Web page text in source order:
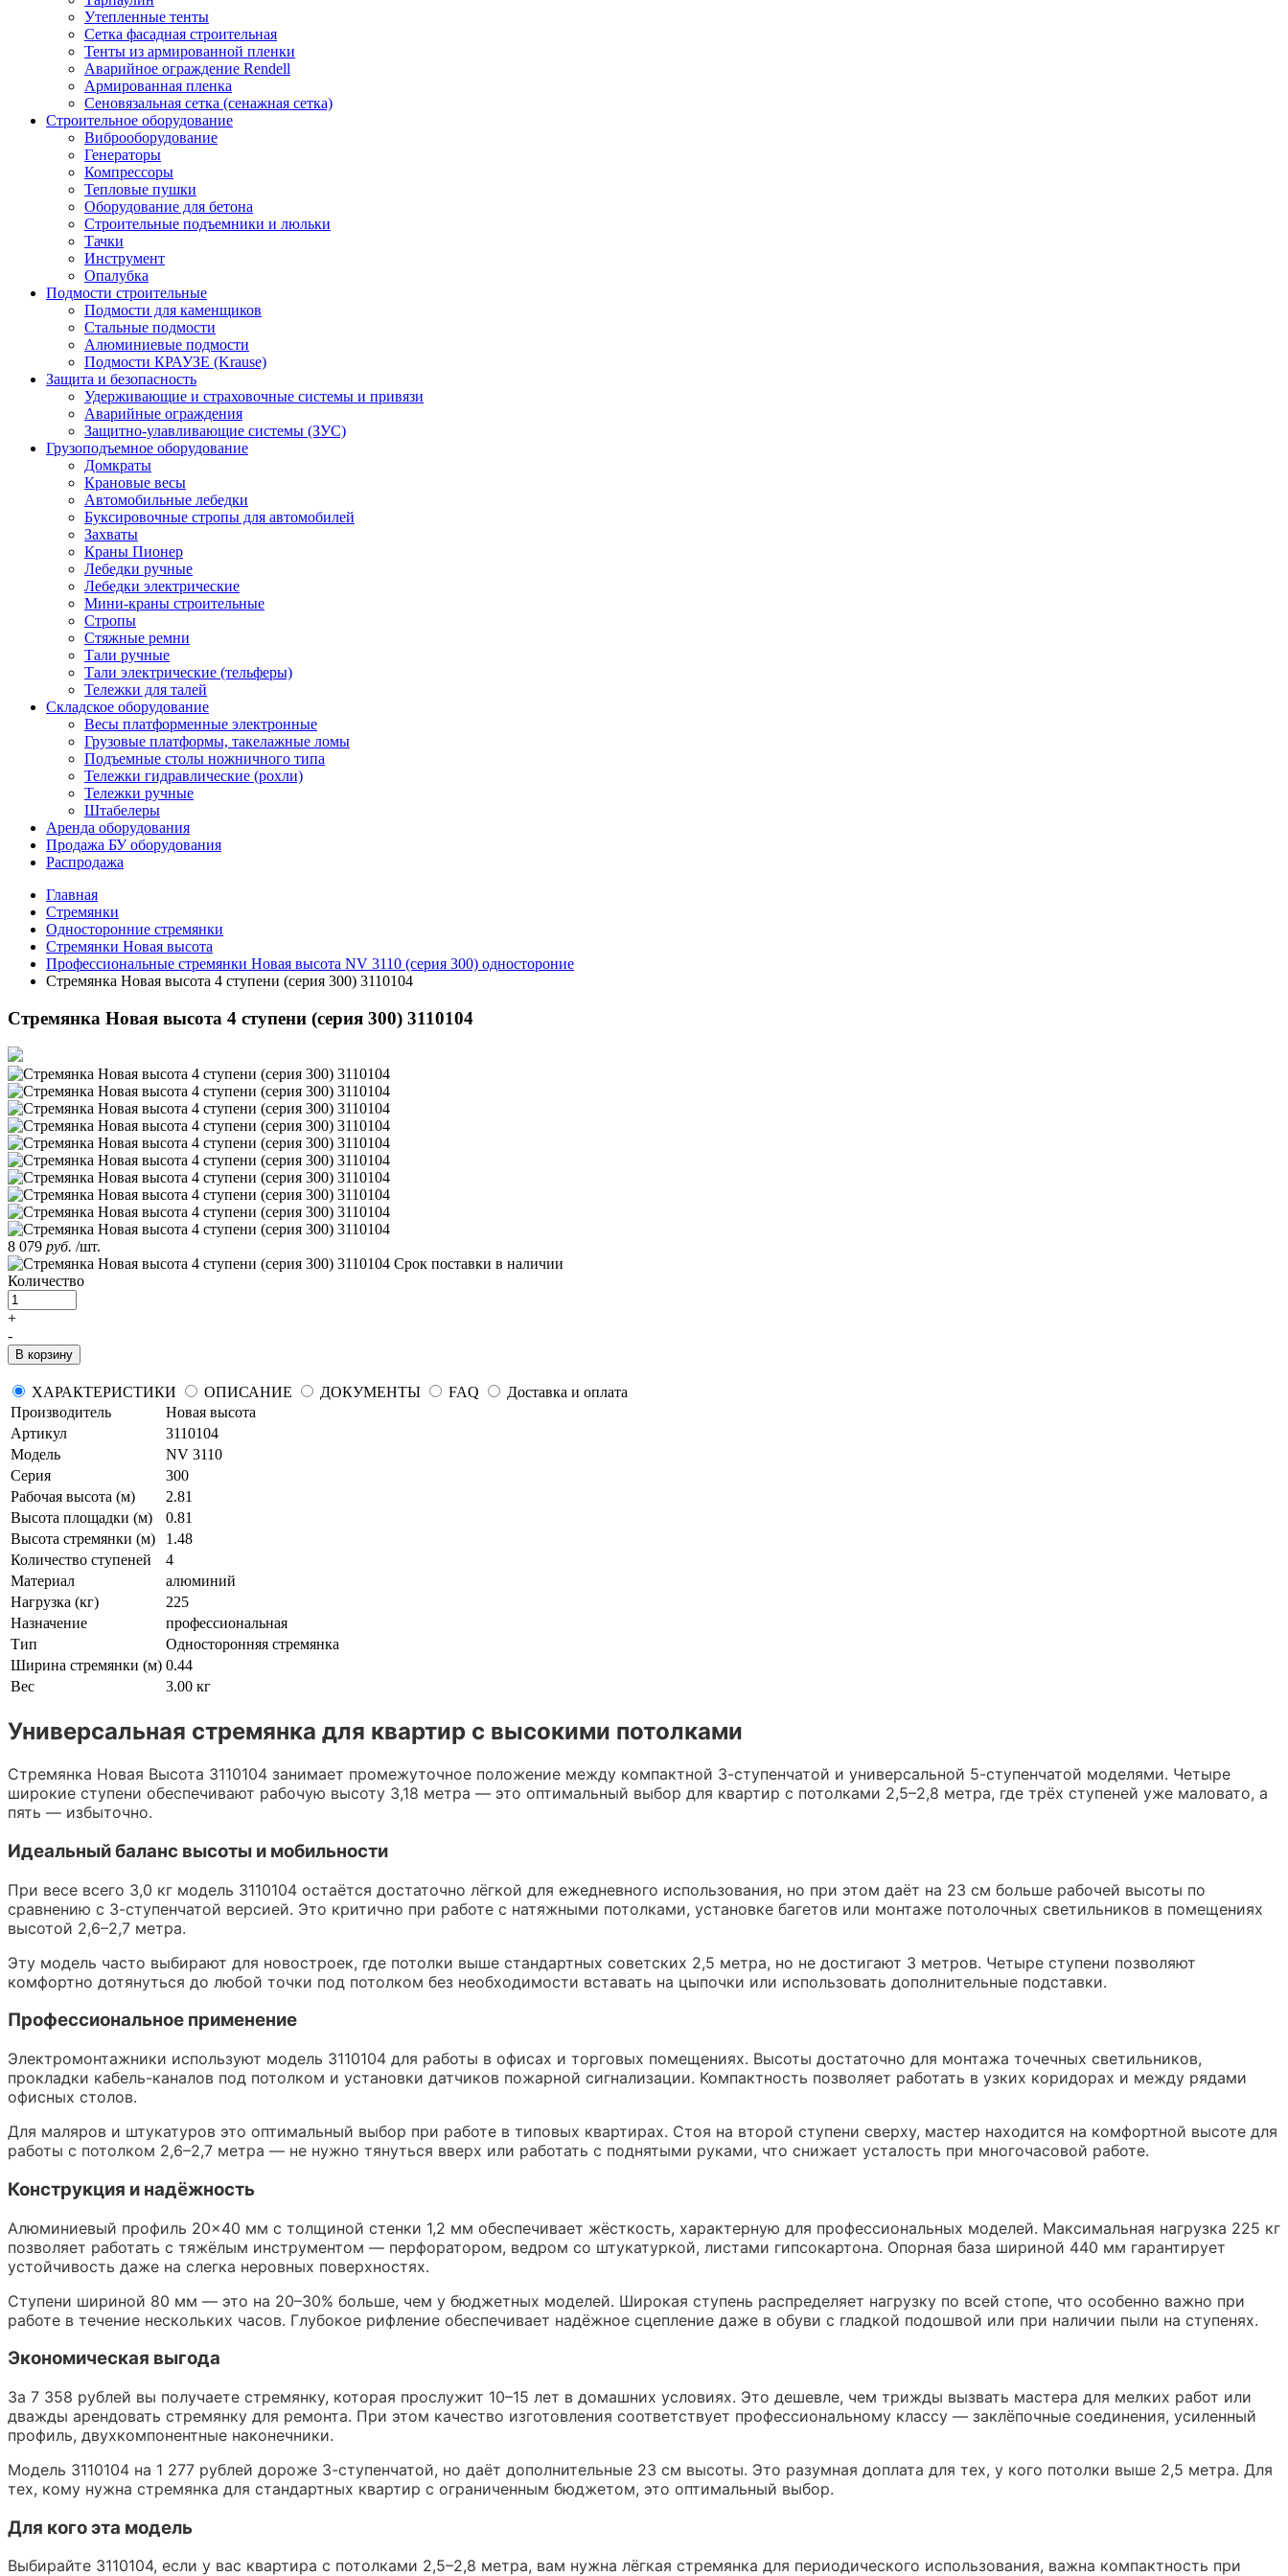
Утепленные тенты
Сетка фасадная строительная
Тенты из армированной пленки
Аварийное ограждение Rendell
Армированная пленка
Сеновязальная сетка (сенажная сетка)
Строительное оборудование
Виброоборудование
Генераторы
Компрессоры
Тепловые пушки
Оборудование для бетона
Строительные подъемники и люльки
Тачки
Инструмент
Опалубка
Подмости строительные
Подмости для каменщиков
Стальные подмости
Алюминиевые подмости
Подмости КРАУЗЕ (Krause)
Защита и безопасность
Удерживающие и страховочные системы и привязи
Аварийные ограждения
Защитно-улавливающие системы (ЗУС)
Грузоподъемное оборудование
Домкраты
Крановые весы
Автомобильные лебедки
Буксировочные стропы для автомобилей
Захваты
Краны Пионер
Лебедки ручные
Лебедки электрические
Мини-краны строительные
Стропы
Стяжные ремни
Тали ручные
Тали электрические (тельферы)
Тележки для талей
Складское оборудование
Весы платформенные электронные
Грузовые платформы, такелажные ломы
Подъемные столы ножничного типа
Тележки гидравлические (рохли)
Тележки ручные
Штабелеры
Аренда оборудования
Продажа БУ оборудования
Распродажа
Главная
Стремянки
Односторонние стремянки
Стремянки Новая высота
Профессиональные стремянки Новая высота NV 3110 (серия 300) одностороние
Стремянка Новая высота 4 ступени (серия 300) 3110104
Стремянка Новая высота 4 ступени (серия 300) 3110104
8 079 руб. /шт.
Срок поставки в наличии
Количество
+
-
В корзину
ХАРАКТЕРИСТИКИ ОПИСАНИЕ ДОКУМЕНТЫ FAQ
Доставка и оплата
Производитель
Новая высота
Артикул
3110104
Модель
NV 3110
Серия
300
Рабочая высота (м)
2.81
Высота площадки (м)
0.81
Высота стремянки (м)
1.48
Количество ступеней
4
Материал
алюминий
Нагрузка (кг)
225
Назначение
профессиональная
Тип
Односторонняя стремянка
Ширина стремянки (м) 0.44
Вес
3.00 кг
Универсальная стремянка для квартир с высокими потолками
Стремянка Новая Высота 3110104 занимает промежуточное положение между компактной 3-ступенчатой и универсальной 5-ступенчатой моделями. Четыре
широкие ступени обеспечивают рабочую высоту 3,18 метра — это оптимальный выбор для квартир с потолками 2,5–2,8 метра, где трёх ступеней уже маловато, а
пять — избыточно.
Идеальный баланс высоты и мобильности
При весе всего 3,0 кг модель 3110104 остаётся достаточно лёгкой для ежедневного использования, но при этом даёт на 23 см больше рабочей высоты по
сравнению с 3-ступенчатой версией. Это критично при работе с натяжными потолками, установке багетов или монтаже потолочных светильников в помещениях
высотой 2,6–2,7 метра.
Эту модель часто выбирают для новостроек, где потолки выше стандартных советских 2,5 метра, но не достигают 3 метров. Четыре ступени позволяют
комфортно дотянуться до любой точки под потолком без необходимости вставать на цыпочки или использовать дополнительные подставки.
Профессиональное применение
Электромонтажники используют модель 3110104 для работы в офисах и торговых помещениях. Высоты достаточно для монтажа точечных светильников,
прокладки кабель-каналов под потолком и установки датчиков пожарной сигнализации. Компактность позволяет работать в узких коридорах и между рядами
офисных столов.
Для маляров и штукатуров это оптимальный выбор при работе в типовых квартирах. Стоя на второй ступени сверху, мастер находится на комфортной высоте для
работы с потолком 2,6–2,7 метра — не нужно тянуться вверх или работать с поднятыми руками, что снижает усталость при многочасовой работе.
Конструкция и надёжность
Алюминиевый профиль 20×40 мм с толщиной стенки 1,2 мм обеспечивает жёсткость, характерную для профессиональных моделей. Максимальная нагрузка 225 кг
позволяет работать с тяжёлым инструментом — перфоратором, ведром со штукатуркой, листами гипсокартона. Опорная база шириной 440 мм гарантирует
устойчивость даже на слегка неровных поверхностях.
Ступени шириной 80 мм — это на 20–30% больше, чем у бюджетных моделей. Широкая ступень распределяет нагрузку по всей стопе, что особенно важно при
работе в течение нескольких часов. Глубокое рифление обеспечивает надёжное сцепление даже в обуви с гладкой подошвой или при наличии пыли на ступенях.
Экономическая выгода
За 7 358 рублей вы получаете стремянку, которая прослужит 10–15 лет в домашних условиях. Это дешевле, чем трижды вызвать мастера для мелких работ или
дважды арендовать стремянку для ремонта. При этом качество изготовления соответствует профессиональному классу — заклёпочные соединения, усиленный
профиль, двухкомпонентные наконечники.
Модель 3110104 на 1 277 рублей дороже 3-ступенчатой, но даёт дополнительные 23 см высоты. Это разумная доплата для тех, у кого потолки выше 2,5 метра. Для
тех, кому нужна стремянка для стандартных квартир с ограниченным бюджетом, это оптимальный выбор.
Для кого эта модель
Выбирайте 3110104, если у вас квартира с потолками 2,5–2,8 метра, вам нужна лёгкая стремянка для периодического использования, важна компактность при